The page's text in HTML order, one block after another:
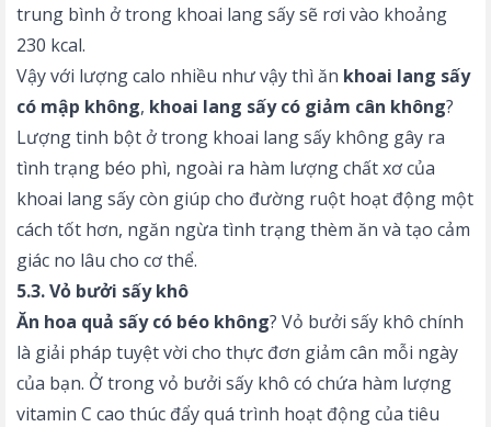
trung bình ở trong khoai lang sấy sẽ rơi vào khoảng
230 kcal.
Vậy với lượng calo nhiều như vậy thì ăn khoai lang sấy
có mập không, khoai lang sấy có giảm cân không?
Lượng tinh bột ở trong khoai lang sấy không gây ra
tình trạng béo phì, ngoài ra hàm lượng chất xơ của
khoai lang sấy còn giúp cho đường ruột hoạt động một
cách tốt hơn, ngăn ngừa tình trạng thèm ăn và tạo cảm
giác no lâu cho cơ thể.
5.3. Vỏ bưởi sấy khô
Ăn hoa quả sấy có béo không? Vỏ bưởi sấy khô chính
là giải pháp tuyệt vời cho thực đơn giảm cân mỗi ngày
của bạn. Ở trong vỏ bưởi sấy khô có chứa hàm lượng
vitamin C cao thúc đẩy quá trình hoạt động của tiêu